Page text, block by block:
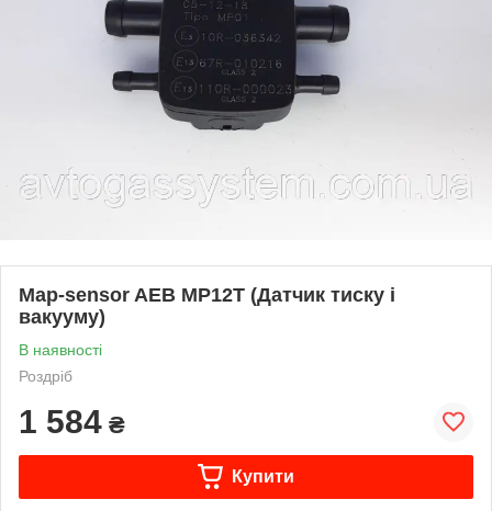
Map-sensor AEB MP12T (Датчик тиску і
вакууму)
В наявності
Роздріб
1 584 ₴
Купити